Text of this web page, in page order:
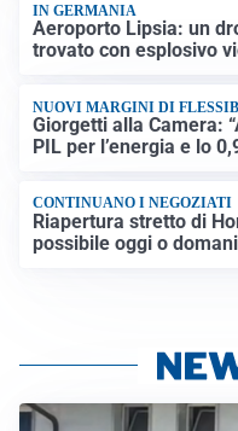
IN GERMANIA
Aeroporto Lipsia: un
trovato con esplosivo
NUOVI MARGINI DI
Giorgetti alla Camera:
PIL per l’energia e lo
CONTINUANO I NEGOZIATI
Riapertura stretto di
possibile oggi o